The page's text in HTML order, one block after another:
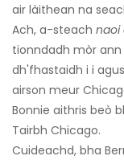
air làithean na
Ach, a-steach naoi
tionndadh mòr
dh'fhastaidh i i
airson meur
Bonnie aithris beò
Tairbh Chicago.
Cuideachd, bha